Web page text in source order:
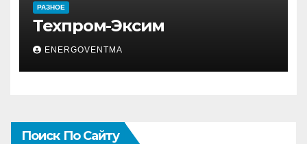
РАЗНОЕ
Техпром-Эксим
ENERGOVENTMA
Поиск По Сайту